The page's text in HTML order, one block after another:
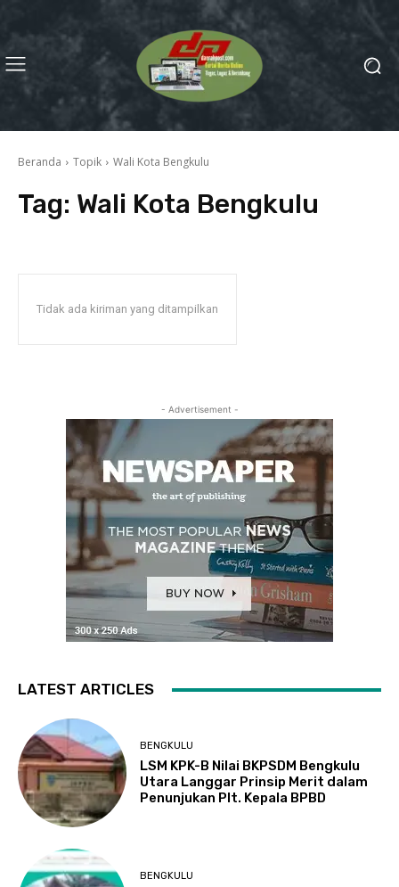
Beranda Topik Wali Kota Bengkulu
Tag: Wali Kota Bengkulu
Tidak ada kiriman yang ditampilkan
- Advertisement -
LATEST ARTICLES
BENGKULU
LSM KPK-B Nilai BKPSDM Bengkulu
Utara Langgar Prinsip Merit dalam
Penunjukan Plt. Kepala BPBD
BENGKULU